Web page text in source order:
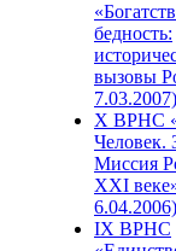
бедность:
вызовы
7.03.2007)
X ВРНС
Человек.
Миссия
XXI
6.04.2006)
IX ВРНС